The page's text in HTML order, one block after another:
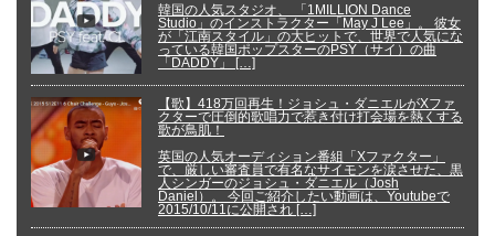
韓国の人気スタジオ、 「1MILLION Dance
Studio」のインストラクター「May J Lee」。 彼女
が「江南スタイル」の大ヒットで、世界で人気にな
っている韓国ポップスターのPSY（サイ）の曲
「DADDY」 […]
【歌】418万回再生！ジョシュ・ダニエルがXファ
クターで圧倒的歌唱力で惹き付け打会場を熱くする
歌が鳥肌！
英国の人気オーディション番組「Xファクター」
で、厳しい審査員で有名なサイモンを涙させた、黒
人シンガーのジョシュ・ダニエル（Josh
Daniel）。 今回ご紹介したい動画は、Youtubeで
2015/10/11に公開され […]